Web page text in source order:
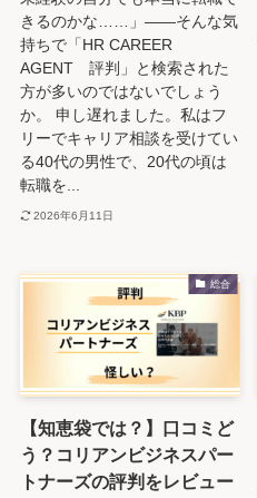
きるのかな……」――そんな気
持ちで「HR CAREER
AGENT 評判」と検索された
方が多いのではないでしょう
か。 申し遅れました。私はフ
リーでキャリア相談を受けてい
る40代の男性で、20代の頃は
転職を...
2026年6月11日
総合
【知恵袋では？】口コミど
う？コリアンビジネスパー
トナーズの評判をレビュー